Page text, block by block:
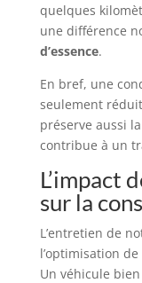
quelques
une différence
d’essence.
En bref, une
seulement
préserve aussi
contribue à un
L’impact
sur la
L’entretien de
l’optimisation
Un véhicule